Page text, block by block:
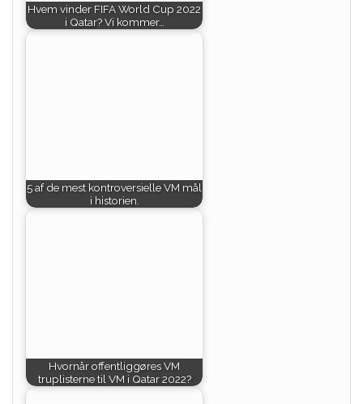
Hvem vinder FIFA World Cup 2022
i Qatar? Vi kommer…
5 af de mest kontroversielle VM mål
i historien.
Hvornår offentliggøres VM
truplisterne til VM i Qatar 2022?